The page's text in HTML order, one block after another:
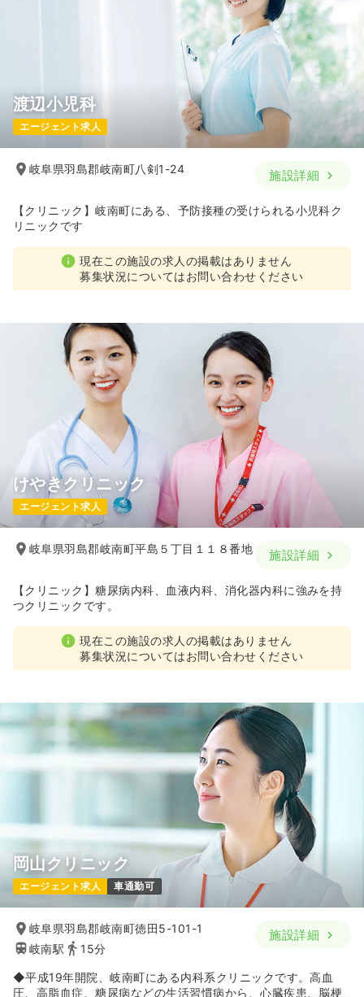
渡辺小児科
エージェント求人
岐阜県羽島郡岐南町八剣1-24 施設詳細
【クリニック】岐南町にある、予防接種の受けられる小児科ク
リニックです
現在この施設の求人の掲載はありません
募集状況についてはお問い合わせください
けやきクリニック
エージェント求人
岐阜県羽島郡岐南町平島５丁目１１８番地 施設詳細
【クリニック】糖尿病内科、血液内科、消化器内科に強みを持
つクリニックです。
現在この施設の求人の掲載はありません
募集状況についてはお問い合わせください
岡山クリニック
エージェント求人 車通勤可
岐阜県羽島郡岐南町徳田5-101-1
岐南駅
15分
施設詳細
◆平成19年開院、岐南町にある内科系クリニックです。高血
圧、高脂血症、糖尿病などの生活習慣病から、心臓疾患、脳梗